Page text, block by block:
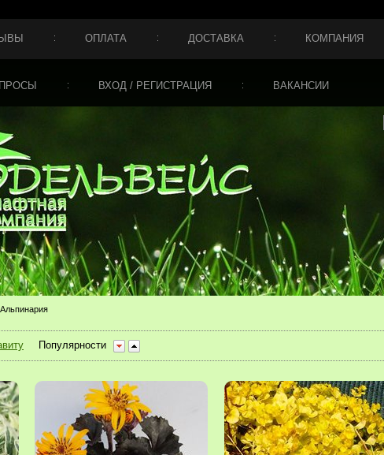
ОПЛАТА ДОСТАВКА КОМПАНИЯ
ВХОД / РЕГИСТРАЦИЯ ВАКАНСИИ
Популярности